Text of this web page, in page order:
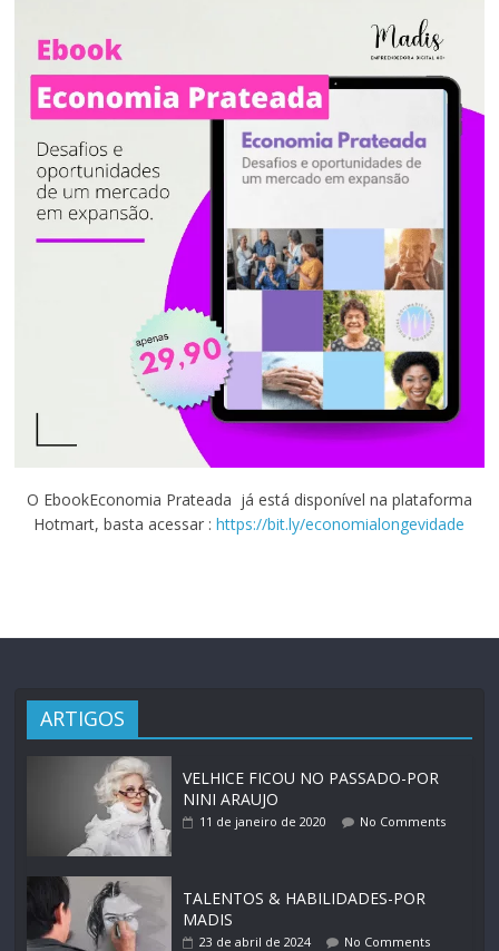
O EbookEconomia Prateada já está disponível na plataforma
Hotmart, basta acessar :https://bit.ly/economialongevidade
ARTIGOS
VELHICE FICOU NO PASSADO-POR
NINI ARAUJO
11 de janeiro de 2020 No Comments
TALENTOS & HABILIDADES-POR
MADIS
23 de abril de 2024 No Comments